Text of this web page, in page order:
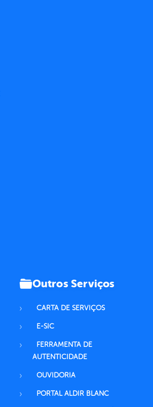
Outros Serviços
CARTA DE SERVIÇOS
E-SIC
FERRAMENTA DE
AUTENTICIDADE
OUVIDORIA
PORTAL ALDIR BLANC